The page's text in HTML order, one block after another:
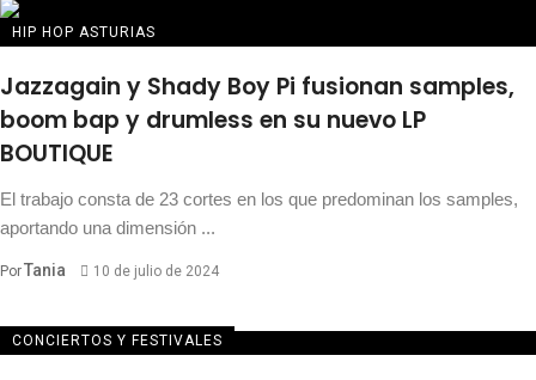
HIP HOP ASTURIAS
Jazzagain y Shady Boy Pi fusionan samples,
boom bap y drumless en su nuevo LP
BOUTIQUE
El trabajo consta de 23 cortes en los que predominan los samples,
aportando una dimensión ...
PorTania 10 de julio de 2024
CONCIERTOS Y FESTIVALES